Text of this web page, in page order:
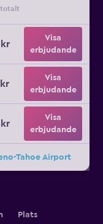
totalt
kr
Visa
erbjudande
Visa
erbjudande
kr
Visa
erbjudande
Tahoe Airport
Plats